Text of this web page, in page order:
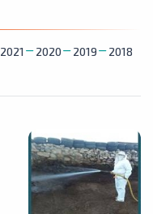
2021 2020 2019
2018